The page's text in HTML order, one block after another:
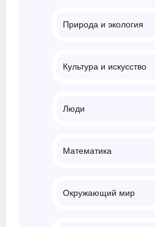
Природа и экология
Культура и искусство
Люди
Математика
Окружающий мир